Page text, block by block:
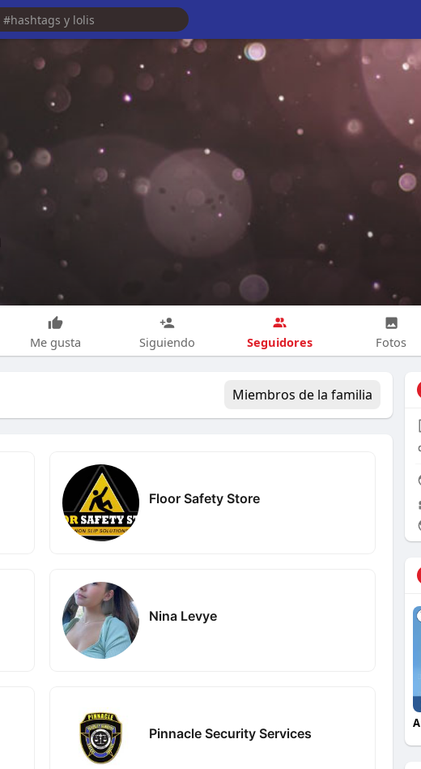
Me gusta Siguiendo Seguidores Fotos
Miembros de la familia
Floor Safety Store
Nina Levye
Pinnacle Security Services